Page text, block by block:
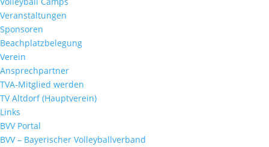
Veranstaltungen
Sponsoren
Beachplatzbelegung
Verein
Ansprechpartner
TVA-Mitglied werden
TV Altdorf (Hauptverein)
Links
BVV Portal
BVV – Bayerischer Volleyballverband